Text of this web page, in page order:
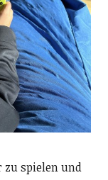
zu spielen und